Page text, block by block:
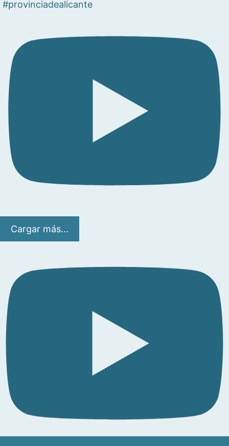
#provinciadealicante
Cargar más...